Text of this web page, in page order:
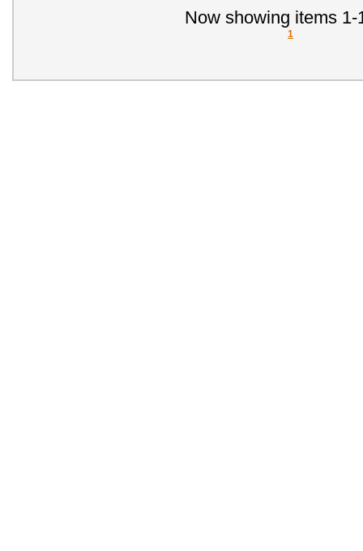
Now showing items 1-
1